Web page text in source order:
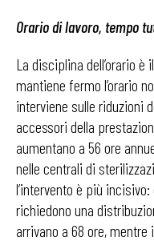
Orario di lavoro, tempo
La disciplina dell’orario è
mantiene fermo l’orario
interviene sulle riduzioni
accessori della
aumentano a 56 ore
nelle centrali di
l’intervento è più
richiedono una
arrivano a 68 ore,